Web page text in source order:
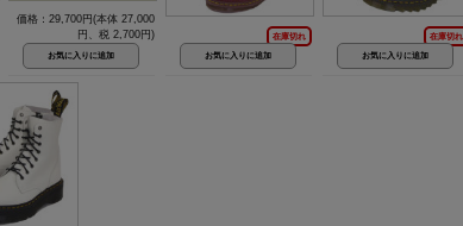
価格：29,700円(本体 27,000
円、税 2,700円)
在庫切れ 在庫切れ